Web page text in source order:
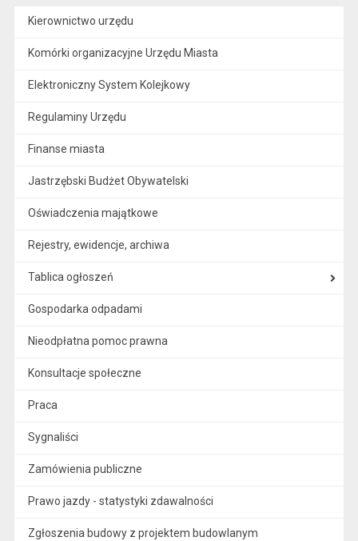
Kierownictwo urzędu
Komórki organizacyjne Urzędu Miasta
Elektroniczny System Kolejkowy
Regulaminy Urzędu
Finanse miasta
Jastrzębski Budżet Obywatelski
Oświadczenia majątkowe
Rejestry, ewidencje, archiwa
Tablica ogłoszeń
Gospodarka odpadami
Nieodpłatna pomoc prawna
Konsultacje społeczne
Praca
Sygnaliści
Zamówienia publiczne
Prawo jazdy - statystyki zdawalności
Zgłoszenia budowy z projektem budowlanym